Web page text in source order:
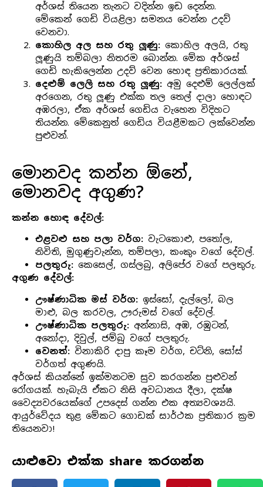
අර්ශස් තියෙන තැනට වදින්න ඉඩ දෙන්න.
මේකෙන් ගෙඩි වියළිලා සමනය වෙන්න උදව්
වෙනවා.
කොහිල අල සහ රතු ලූණු: කොහිල අලයි, රතු
ලූණුයි තම්බලා නිතරම බොන්න. මේක අර්ශස්
ගෙඩි හැකිලෙන්න උදව් වෙන හොඳ ප්‍රතිකාරයක්.
දෙළුම් ලෙලි සහ රතු ලූණු: අමු දෙළුම් ලෙල්ලක්
අරගෙන, රතු ලූණු එක්ක තල තෙල් දාලා හොඳට
අඹරලා, ඒක අර්ශස් ගෙඩිය වැහෙන විදිහට
තියන්න. මේකෙනුත් ගෙඩිය වියළීමකට ලක්වෙන්න
පුළුවන්.
මොනවද කන්න ඕනේ,
මොනවද අගුණ?
කන්න හොඳ දේවල්:
එළවළු සහ පලා වර්ග: වැටකොළු, පතෝල,
නිවිති, මුගුණුවැන්න, තම්පලා, කංකුං වගේ දේවල්.
පලතුරු: කෙසෙල්, ගස්ලබු, අලිපේර වගේ පලතුරු.
අගුණ දේවල්:
ඌෂ්ණාධික මස් වර්ග: ඉස්සෝ, දැල්ලෝ, බල
මාළු, බල කරවල, ඌරුමස් වගේ දේවල්.
ඌෂ්ණාධික පලතුරු: අන්නාසි, අඹ, රඹුටන්,
අනෝදා, දිවුල්, ජම්බු වගේ පලතුරු.
වෙනත්: විනාකිරි දාපු කෑම වර්ග, චට්නි, සෝස්
වර්ගත් අගුණයි.
අර්ශස් කියන්නේ ඉක්මනටම සුව කරගන්න පුළුවන්
රෝගයක්. හැබැයි ඒකට නිසි අවධානය දීලා, දක්ෂ
වෛද්‍යවරයෙක්ගේ උපදෙස් ගන්න එක අත්‍යවශ්‍යයි.
ආයුර්වේදය තුළ මේකට ගොඩක් සාර්ථක ප්‍රතිකාර ක්‍රම
තියෙනවා!
යාළුවො එක්ක share කරගන්න